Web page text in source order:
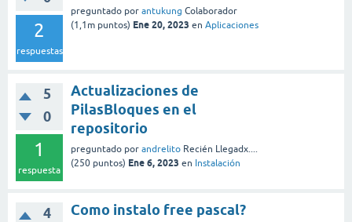
2
respuestas
preguntado por antukung Colaborador
(1,1m puntos) Ene 20, 2023 en Aplicaciones
5
0
1
respuesta
Actualizaciones de
PilasBloques en el
repositorio
preguntado por andrelito Recién Llegadx....
(250 puntos) Ene 6, 2023 en Instalación
4
Como instalo free pascal?